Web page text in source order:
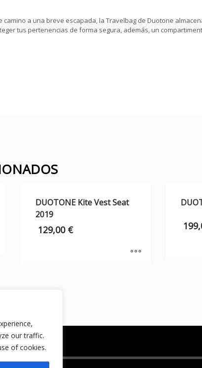
our traffic.
of cookies.
camino a una breve escapada, la Travelbag de Duotone
tus pertenencias de forma segura, además, un
DUOTONE Kite Vest Seat
2019
129,00 €